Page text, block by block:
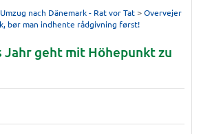
Umzug nach Dänemark - Rat vor Tat > Overvejer
bør man indhente rådgivning først!
Jahr geht mit Höhepunkt zu